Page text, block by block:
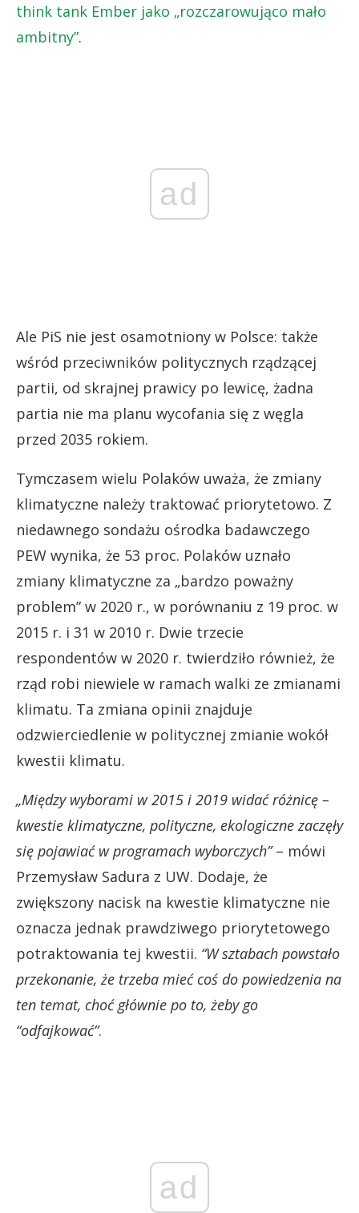
think tank Ember jako „rozczarowująco mało
ambitny”.
ad
Ale PiS nie jest osamotniony w Polsce: także
wśród przeciwników politycznych rządzącej
partii, od skrajnej prawicy po lewicę, żadna
partia nie ma planu wycofania się z węgla
przed 2035 rokiem.
Tymczasem wielu Polaków uważa, że ​​zmiany
klimatyczne należy traktować priorytetowo. Z
niedawnego sondażu ośrodka badawczego
PEW wynika, że ​​53 proc. Polaków uznało
zmiany klimatyczne za „bardzo poważny
problem” w 2020 r., w porównaniu z 19 proc. w
2015 r. i 31 w 2010 r. Dwie trzecie
respondentów w 2020 r. twierdziło również, że
rząd robi niewiele w ramach walki ze zmianami
klimatu. Ta zmiana opinii znajduje
odzwierciedlenie w politycznej zmianie wokół
kwestii klimatu.
„Między wyborami w 2015 i 2019 widać różnicę –
kwestie klimatyczne, polityczne, ekologiczne zaczęły
się pojawiać w programach wyborczych”– mówi
Przemysław Sadura z UW. Dodaje, że
zwiększony nacisk na kwestie klimatyczne nie
oznacza jednak prawdziwego priorytetowego
potraktowania tej kwestii. “W sztabach powstało
przekonanie, że trzeba mieć coś do powiedzenia na
ten temat, choć głównie po to, żeby go
“odfajkować”.
ad